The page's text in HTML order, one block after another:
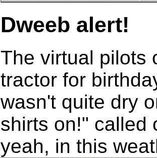
Dweeb alert!
The virtual pilots
tractor for
wasn't quite dry
shirts on!" called
yeah, in this